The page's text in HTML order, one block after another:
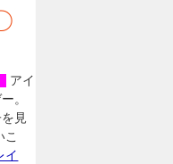
アイ
。
見
こ
イ